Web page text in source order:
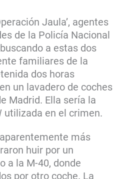
Jaula’, agentes
de la Policía Nacional
a estas dos
familiares de la
dos horas
un lavadero de coches
Madrid. Ella sería la
utilizada en el crimen.
más
huir por un
a la M-40, donde
por otro coche. La